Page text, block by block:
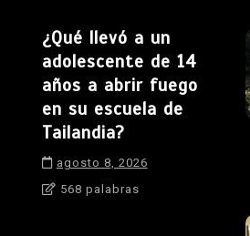
¿Qué llevó a un
adolescente de 14
años a abrir fuego
en su escuela de
Tailandia?
agosto 8, 2026
568 palabras